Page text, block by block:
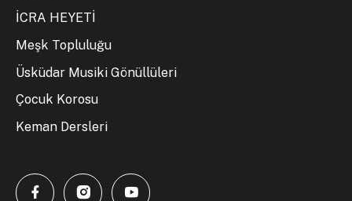
İCRA HEYETİ
Meşk Topluluğu
Üsküdar Musiki Gönüllüleri
Çocuk Korosu
Keman Dersleri